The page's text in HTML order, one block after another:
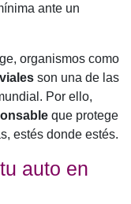
ante un
organismos como
son una de las
Por ello,
que protege
estés donde estés.
auto en